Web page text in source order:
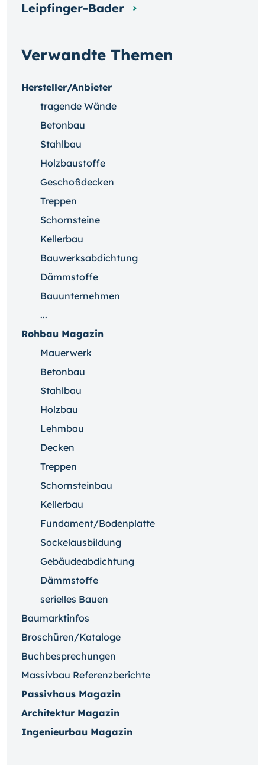
Verwandte Themen
Hersteller/Anbieter
tragende Wände
Betonbau
Stahlbau
Holzbaustoffe
Geschoßdecken
Treppen
Schornsteine
Kellerbau
Bauwerksabdichtung
Dämmstoffe
Bauunternehmen
...
Rohbau Magazin
Mauerwerk
Betonbau
Stahlbau
Holzbau
Lehmbau
Decken
Treppen
Schornsteinbau
Kellerbau
Fundament/Bodenplatte
Sockelausbildung
Gebäudeabdichtung
Dämmstoffe
serielles Bauen
Baumarktinfos
Broschüren/Kataloge
Buchbesprechungen
Massivbau Referenzberichte
Passivhaus Magazin
Architektur Magazin
Ingenieurbau Magazin
Leipfinger-Bader